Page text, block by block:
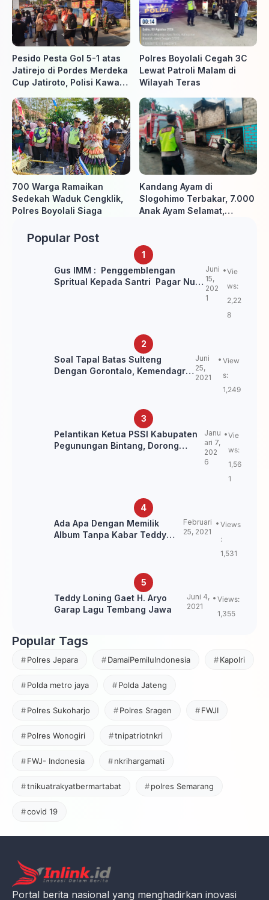
Pesido Pesta Gol 5-1 atas
Jatirejo di Pordes Merdeka
Cup Jatiroto, Polisi Kawal
Polres Boyolali Cegah 3C
Lewat Patroli Malam di
Wilayah Teras
700 Warga Ramaikan
Sedekah Waduk Cengklik,
Polres Boyolali Siaga
Kandang Ayam di
Slogohimo Terbakar, 7.000
Anak Ayam Selamat,
Popular Post
Gus IMM : Penggemblengan
Spritual Kepada Santri Pagar Nusa
Juni
15,
202
1
Vie
ws:
2,22
8
Soal Tapal Batas Sulteng
Dengan Gorontalo, Kemendagri:
Juni
25,
2021
View
s:
1,249
Pelantikan Ketua PSSI Kabupaten
Pegunungan Bintang, Dorong
Janu
ari 7,
202
6
Vie
ws:
1,56
1
Ada Apa Dengan Memilik
Album Tanpa Kabar Teddy
Februari
25, 2021
Views
:
1,531
Teddy Loning Gaet H. Aryo
Garap Lagu Tembang Jawa
Juni 4,
2021
Views:
1,355
Popular Tags
Polres Jepara DamaiPemiluIndonesia Kapolri
Polda metro jaya Polda Jateng
Polres Sukoharjo Polres Sragen FWJI
Polres Wonogiri tnipatriotnkri
FWJ- Indonesia nkrihargamati
tnikuatrakyatbermartabat polres Semarang
covid 19
Portal berita nasional yang menghadirkan inovasi